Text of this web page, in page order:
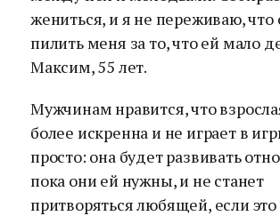
жениться, и я не переживаю, что
пилить меня за то, что ей мало
Максим, 55 лет.
Мужчинам нравится, что
более искренна и не играет в
просто: она будет развивать
пока они ей нужны, и не станет
притворяться любящей, если это